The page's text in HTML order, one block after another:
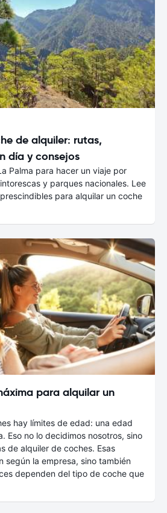
de alquiler: rutas,
día y consejos
Palma para hacer un viaje por
y parques nacionales. Lee
para alquilar un coche
para alquilar un
hay límites de edad: una edad
Eso no lo decidimos nosotros, sino
de alquiler de coches. Esas
según la empresa, sino también
dependen del tipo de coche que